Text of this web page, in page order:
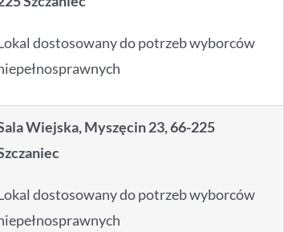
dostosowany do potrzeb wyborców
Wiejska, Myszęcin 23, 66-225
dostosowany do potrzeb wyborców